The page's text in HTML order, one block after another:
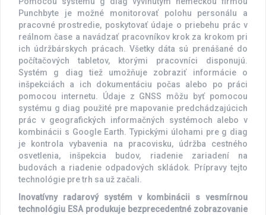
Punchbyte je možné monitorovať polohu personálu a
pracovné prostredie, poskytovať údaje o priebehu prác v
reálnom čase a navádzať pracovníkov krok za krokom pri
ich údržbárskych prácach. Všetky dáta sú prenášané do
počítačových tabletov, ktorými pracovníci disponujú.
Systém g diag tiež umožňuje zobraziť informácie o
inšpekciách a ich dokumentáciu počas alebo po práci
pomocou internetu. Údaje z GNSS môžu byť pomocou
systému g diag použité pre mapovanie predchádzajúcich
prác v geografických informačných systémoch alebo v
kombinácii s Google Earth. Typickými úlohami pre g diag
je kontrola vybavenia na pracovisku, údržba cestného
osvetlenia, inšpekcia budov, riadenie zariadení na
budovách a riadenie odpadových skládok. Prípravy tejto
technológie pre trh sa už začali.
Inovatívny radarový systém v kombinácii s vesmírnou
technológiu ESA produkuje bezprecedentné zobrazovanie